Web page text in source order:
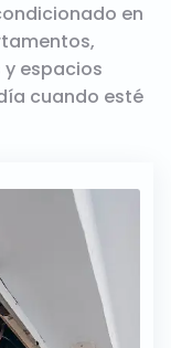
en
espacios
cuando esté